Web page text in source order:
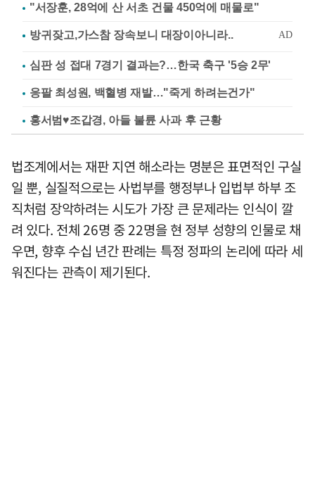
"서장훈, 28억에 산 서초 건물 450억에 매물로"
심판 성 접대 7경기 결과는?…한국 축구 '5승 2무'
응팔 최성원, 백혈병 재발…"죽게 하려는건가"
홍서범♥조갑경, 아들 불륜 사과 후 근황
법조계에서는 재판 지연 해소라는 명분은 표면적인 구실
일 뿐, 실질적으로는 사법부를 행정부나 입법부 하부 조
직처럼 장악하려는 시도가 가장 큰 문제라는 인식이 깔
려 있다. 전체 26명 중 22명을 현 정부 성향의 인물로 채
우면, 향후 수십 년간 판례는 특정 정파의 논리에 따라 세
워진다는 관측이 제기된다.